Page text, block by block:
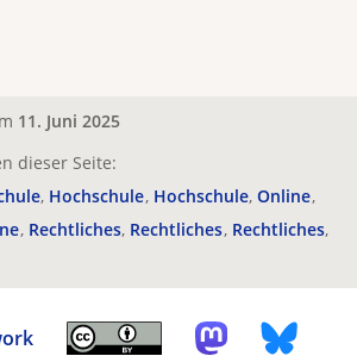
11. Juni 2025
dieser Seite:
Hochschule Hochschule Online
Rechtliches Rechtliches Rechtliches